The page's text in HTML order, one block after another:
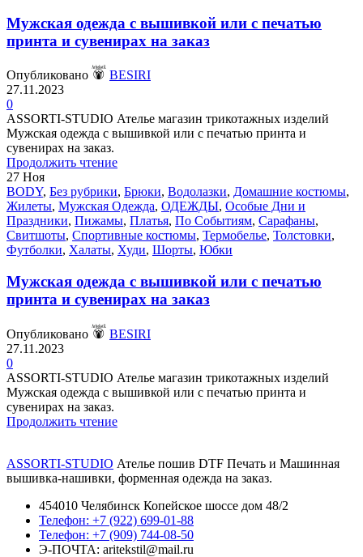
Мужская одежда с вышивкой или с печатью
принта и сувенирах на заказ
Опубликовано
BESIRI
27.11.2023
0
ASSORTI-STUDIO Ателье магазин трикотажных изделий
Мужская одежда с вышивкой или с печатью принта и
сувенирах на заказ.
Продолжить чтение
27 Ноя
BODY, Без рубрики, Брюки, Водолазки, Домашние костюмы,
Жилеты, Мужская Одежда, ОДЕЖДЫ, Особые Дни и
Праздники, Пижамы, Платья, По Событиям, Сарафаны,
Свитшоты, Спортивные костюмы, Термобелье, Толстовки,
Футболки, Халаты, Худи, Шорты, Юбки
Мужская одежда с вышивкой или с печатью
принта и сувенирах на заказ
Опубликовано
BESIRI
27.11.2023
0
ASSORTI-STUDIO Ателье магазин трикотажных изделий
Мужская одежда с вышивкой или с печатью принта и
сувенирах на заказ.
Продолжить чтение
ASSORTI-STUDIO Ателье пошив DTF Печать и Машинная
вышивка-нашивки, форменная одежда на заказ.
454010 Челябинск Копейское шоссе дом 48/2
Телефон: +7 (922) 699-01-88
Телефон: +7 (909) 744-08-50
Э-ПОЧТА: aritekstil@mail.ru